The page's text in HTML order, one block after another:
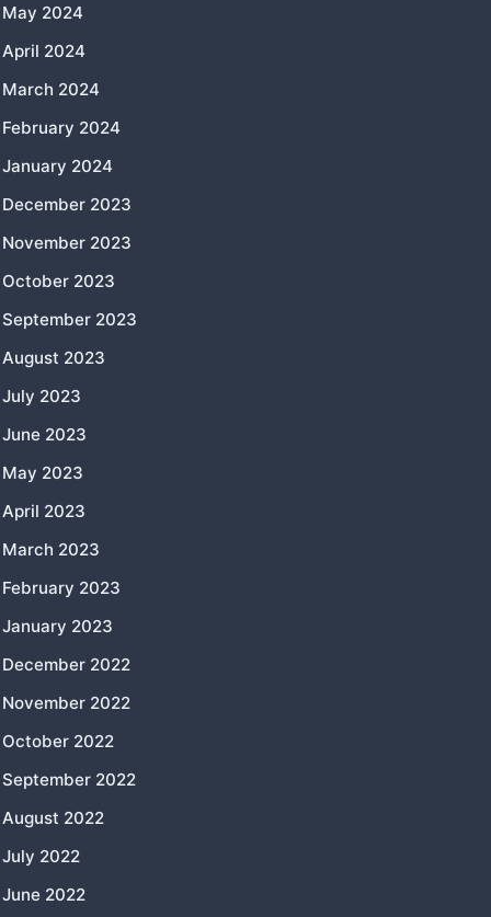
May 2024
April 2024
March 2024
February 2024
January 2024
December 2023
November 2023
October 2023
September 2023
August 2023
July 2023
June 2023
May 2023
April 2023
March 2023
February 2023
January 2023
December 2022
November 2022
October 2022
September 2022
August 2022
July 2022
June 2022